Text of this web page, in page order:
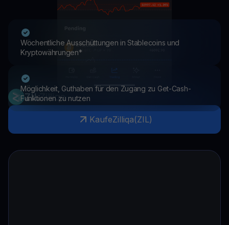
Wöchentliche Ausschüttungen in Stablecoins und
Kryptowährungen*
Möglichkeit, Guthaben für den Zugang zu Get-Cash-
Funktionen zu nutzen
ZILZilliqa
KaufeZilliqa(ZIL)